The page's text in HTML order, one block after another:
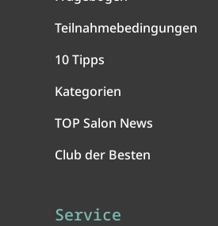
Teilnahmebedingungen
10 Tipps
Kategorien
TOP Salon News
Club der Besten
Service